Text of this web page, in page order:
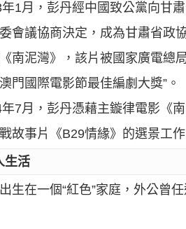
年1月，彭丹經中國致公黨向甘
會議協商決定，成為甘肅省政
南泥灣》，該片被國家廣電總
門國際電影節最佳編劇大獎”。
年7月，彭丹憑藉主鏇律電影《
故事片《B29情緣》的選景工
生活
生在一個“紅色”家庭，外公曾